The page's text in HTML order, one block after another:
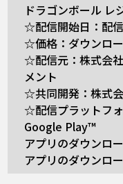
ドラゴンボール レ
☆配信開始日：配
☆価格：ダウンロ
☆配信元：株式会
メント
☆共同開発：株式
☆配信プラットフ
Google Play™
アプリのダウンロ
アプリのダウンロ